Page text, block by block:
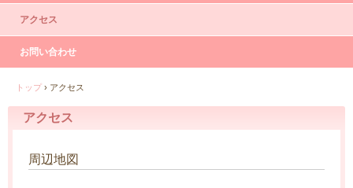
アクセス
お問い合わせ
トップ › アクセス
アクセス
周辺地図